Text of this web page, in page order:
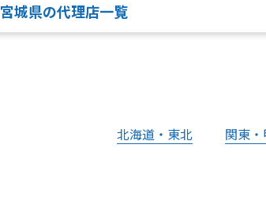
宮城県の代理店一覧
北海道・東北 関東